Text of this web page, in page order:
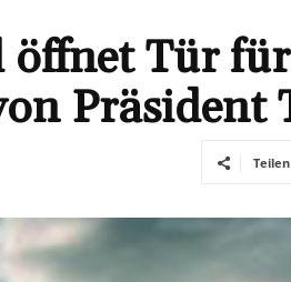
öffnet Tür für
Präsident
Teilen